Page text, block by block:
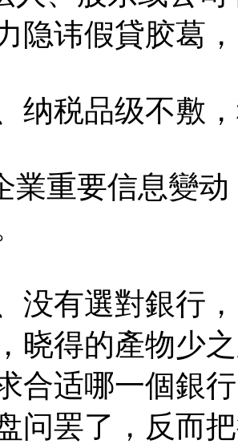
隐讳假貸胶葛
纳税品级不敷
業重要信息變
没有選對銀行
晓得的產物少
合适哪一個銀
问罢了，反而